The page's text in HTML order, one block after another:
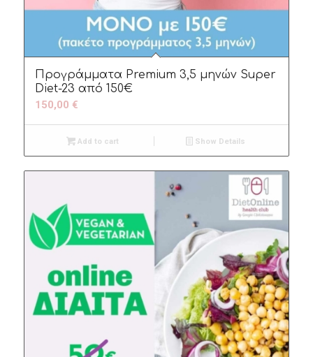
Προγράμματα Premium 3,5 μηνών Super
Diet-23 από 150€
150,00 €
Add to cart Show Details